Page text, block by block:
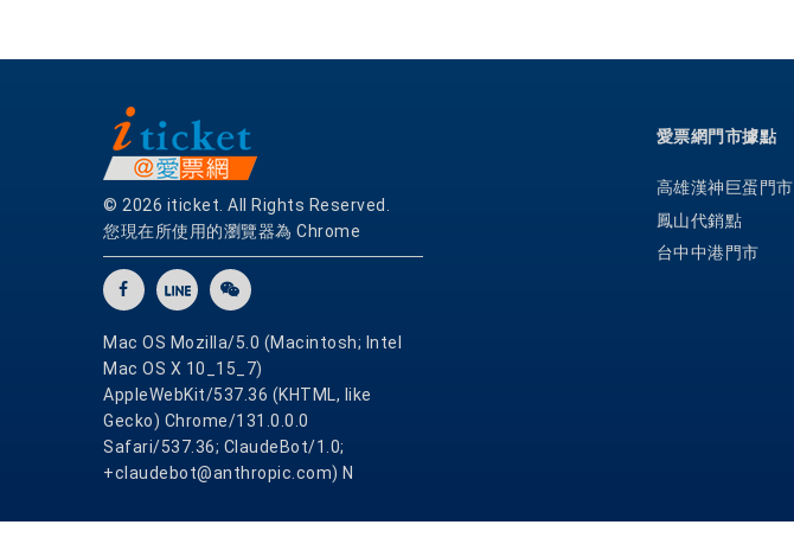
© 2026 iticket. All Rights Reserved.
您現在所使用的瀏覽器為 Chrome
Mac OS Mozilla/5.0 (Macintosh; Intel
Mac OS X 10_15_7)
AppleWebKit/537.36 (KHTML, like
Gecko) Chrome/131.0.0.0
Safari/537.36; ClaudeBot/1.0;
+claudebot@anthropic.com) N
愛票網門市據點
高雄漢神巨蛋門市
鳳山代銷點
台中中港門市